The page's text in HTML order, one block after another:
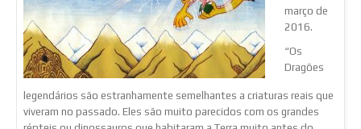
março de
2016.
“Os
Dragões
legendários são estranhamente semelhantes a criaturas reais que
viveram no passado. Eles são muito parecidos com os grandes